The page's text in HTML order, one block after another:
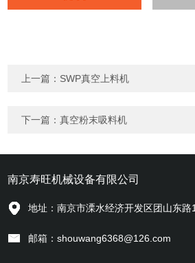
上一篇： SWP真空上料机
下一篇：真空粉末吸料机
南京寿旺机械设备有限公司
地址：南京市溧水经济开发区团山东路
邮箱：shouwang6368@126.com